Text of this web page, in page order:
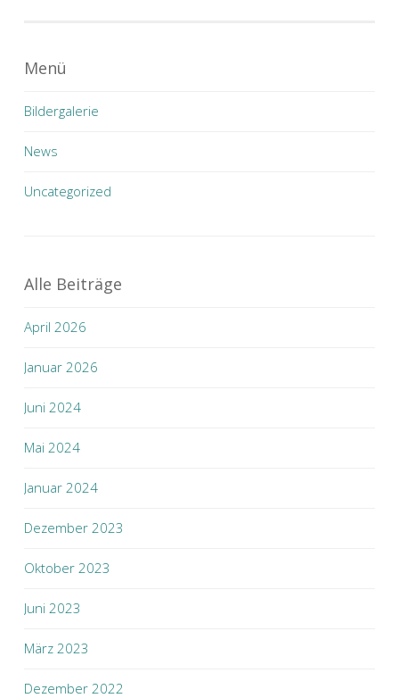
Menü
Bildergalerie
News
Uncategorized
Alle Beiträge
April 2026
Januar 2026
Juni 2024
Mai 2024
Januar 2024
Dezember 2023
Oktober 2023
Juni 2023
März 2023
Dezember 2022